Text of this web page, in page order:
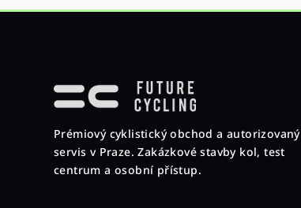
Prémiový cyklistický obchod a autorizovaný
servis v Praze. Zakázkové stavby kol, test
centrum a osobní přístup.